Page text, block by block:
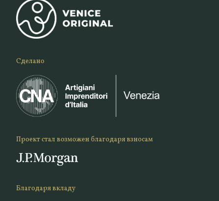
Сделано
Проект стал возможен благодаря взносам
Благодаря вкладу